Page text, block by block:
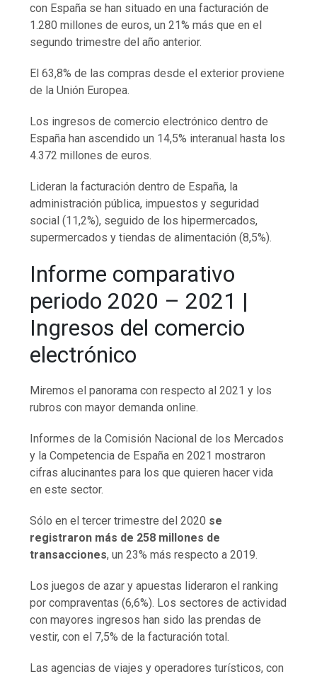
con España se han situado en una facturación de
1.280 millones de euros, un 21% más que en el
segundo trimestre del año anterior.
El 63,8% de las compras desde el exterior proviene
de la Unión Europea.
Los ingresos de comercio electrónico dentro de
España han ascendido un 14,5% interanual hasta los
4.372 millones de euros.
Lideran la facturación dentro de España, la
administración pública, impuestos y seguridad
social (11,2%), seguido de los hipermercados,
supermercados y tiendas de alimentación (8,5%).
Informe comparativo
periodo 2020 – 2021 |
Ingresos del comercio
electrónico
Miremos el panorama con respecto al 2021 y los
rubros con mayor demanda online.
Informes de la Comisión Nacional de los Mercados
y la Competencia de España en 2021 mostraron
cifras alucinantes para los que quieren hacer vida
en este sector.
Sólo en el tercer trimestre del 2020 se
registraron más de 258 millones de
transacciones, un 23% más respecto a 2019.
Los juegos de azar y apuestas lideraron el ranking
por compraventas (6,6%). Los sectores de actividad
con mayores ingresos han sido las prendas de
vestir, con el 7,5% de la facturación total.
Las agencias de viajes y operadores turísticos, con